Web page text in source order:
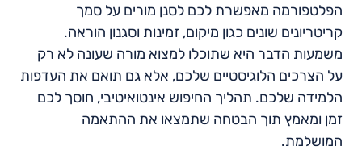
הפלטפורמה מאפשרת לכם לסנן מורים על סמך
קריטריונים שונים כגון מיקום, זמינות וסגנון הוראה.
משמעות הדבר היא שתוכלו למצוא מורה שעונה לא רק
על הצרכים הלוגיסטיים שלכם, אלא גם תואם את העדפות
הלמידה שלכם. תהליך החיפוש אינטואיטיבי, חוסך לכם
זמן ומאמץ תוך הבטחה שתמצאו את ההתאמה
המושלמת.